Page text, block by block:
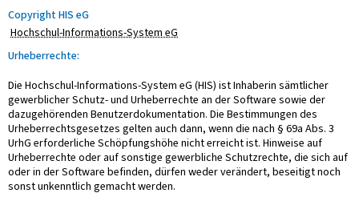
Copyright HIS eG
Hochschul-Informations-System eG
Urheberrechte:
Die Hochschul-Informations-System eG (HIS) ist Inhaberin sämtlicher
gewerblicher Schutz- und Urheberrechte an der Software sowie der
dazugehörenden Benutzerdokumentation. Die Bestimmungen des
Urheberrechtsgesetzes gelten auch dann, wenn die nach § 69a Abs. 3
UrhG erforderliche Schöpfungshöhe nicht erreicht ist. Hinweise auf
Urheberrechte oder auf sonstige gewerbliche Schutzrechte, die sich auf
oder in der Software befinden, dürfen weder verändert, beseitigt noch
sonst unkenntlich gemacht werden.